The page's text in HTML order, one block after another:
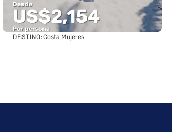
Desde
US$2,154
Por persona
Ver
DESTINO:Costa Mujeres